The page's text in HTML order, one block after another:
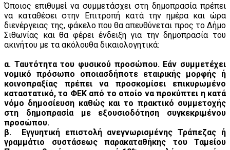
Όποιος επιθυμεί να συμμετάσχει στη δημοπρασία πρέπει
να καταθέσει στην Επιτροπή κατά την ημέρα και ώρα
διενέργειας της, φάκελο που θα απευθύνεται προς το Δήμο
Σιθωνίας και θα φέρει ένδειξη για την δημοπρασία του
ακινήτου με τα ακόλουθα δικαιολογητικά:
α. Ταυτότητα του φυσικού προσώπου. Εάν συμμετέχει
νομικό πρόσωπο οποιασδήποτε εταιρικής μορφής ή
κοινοπραξίας πρέπει να προσκομίσει επικυρωμένο
καταστατικό, το ΦΕΚ από το οποίο να προκύπτει η κατά
νόμο δημοσίευση καθώς και το πρακτικό συμμετοχής
στη δημοπρασία με εξουσιοδότηση συγκεκριμένου
προσώπου.
β. Εγγυητική επιστολή ανεγνωρισμένης Τράπεζας ή
γραμμάτιο συστάσεως παρακαταθήκης του Ταμείου